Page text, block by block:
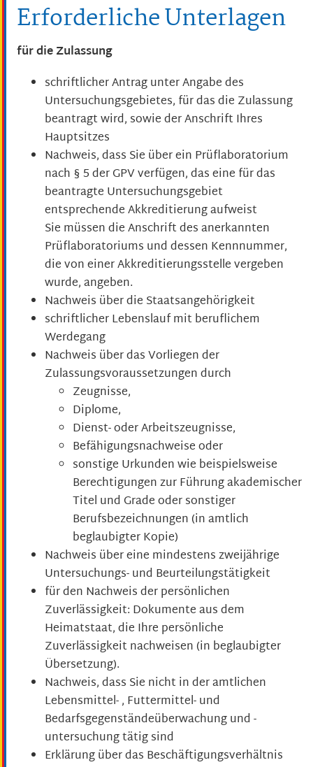
Erforderliche Unterlagen
für die Zulassung
schriftlicher Antrag unter Angabe des
Untersuchungsgebietes, für das die Zulassung
beantragt wird, sowie der Anschrift Ihres
Hauptsitzes
Nachweis, dass Sie über ein Prüflaboratorium
nach § 5 der GPV verfügen, das eine für das
beantragte Untersuchungsgebiet
entsprechende Akkreditierung aufweist
Sie müssen die Anschrift des anerkannten
Prüflaboratoriums und dessen Kennnummer,
die von einer Akkreditierungsstelle vergeben
wurde, angeben.
Nachweis über die Staatsangehörigkeit
schriftlicher Lebenslauf mit beruflichem
Werdegang
Nachweis über das Vorliegen der
Zulassungsvoraussetzungen durch
Zeugnisse,
Diplome,
Dienst- oder Arbeitszeugnisse,
Befähigungsnachweise oder
sonstige Urkunden wie beispielsweise
Berechtigungen zur Führung akademischer
Titel und Grade oder sonstiger
Berufsbezeichnungen (in amtlich
beglaubigter Kopie)
Nachweis über eine mindestens zweijährige
Untersuchungs- und Beurteilungstätigkeit
für den Nachweis der persönlichen
Zuverlässigkeit: Dokumente aus dem
Heimatstaat, die Ihre persönliche
Zuverlässigkeit nachweisen (in beglaubigter
Übersetzung).
Nachweis, dass Sie nicht in der amtlichen
Lebensmittel- , Futtermittel- und
Bedarfsgegenständeüberwachung und -
untersuchung tätig sind
Erklärung über das Beschäftigungsverhältnis